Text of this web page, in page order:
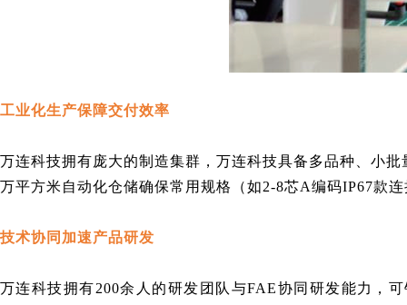
工业化生产保障交付效率
万连科技拥有庞大的制造集群， 万连科技具备多品种、小
万平方米自动化仓储确保常用规格（如2-8芯A编码IP67款连
技术协同加速产品研发
万连科技拥有200余人的研发团队与FAE协同研发能力，